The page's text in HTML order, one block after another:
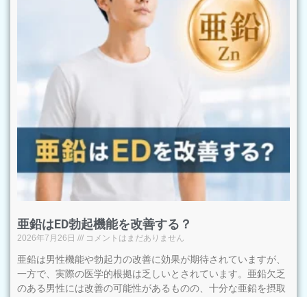
亜鉛はED勃起機能を改善する？
2026年7月26日 コメントはまだありません
亜鉛は男性機能や勃起力の改善に効果が期待されていますが、
一方で、実際の医学的根拠は乏しいとされています。亜鉛欠乏
のある男性には改善の可能性があるものの、十分な亜鉛を摂取